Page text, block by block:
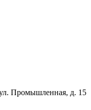
Промышленная, д. 15